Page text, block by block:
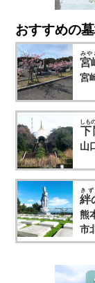
おすすめの
宮
みや
宮
下
しも
山
絆
き
熊
市